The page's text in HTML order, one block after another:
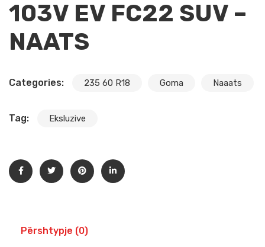
103V EV FC22 SUV –
NAATS
Categories: 235 60 R18 Goma Naaats
Tag: Eksluzive
Përshtypje (0)